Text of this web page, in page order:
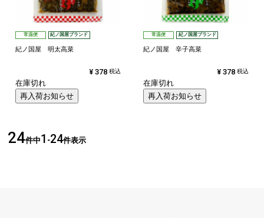
常温便 紀ノ国屋ブランド
紀ノ国屋 明太高菜
¥ 378 税込
在庫切れ
再入荷お知らせ
常温便 紀ノ国屋ブランド
紀ノ国屋 辛子高菜
¥ 378 税込
在庫切れ
再入荷お知らせ
24件中1 -24件表示